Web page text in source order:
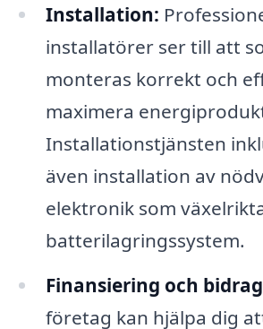
Installation:
installatörer ser till att
monteras korrekt och
maximera
Installationstjänsten
även installation av
elektronik som
batterilagringssystem.
Finansiering och
företag kan hjälpa dig